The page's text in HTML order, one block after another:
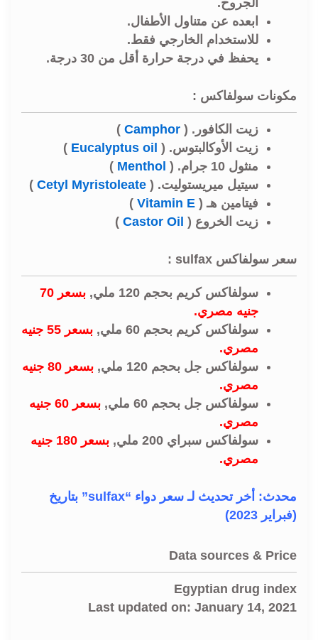
ابعده عن متناول الأطفال.
للاستخدام الخارجي فقط.
يحفظ في درجة حرارة أقل من 30 درجة.
مكونات سولفاكس :
زيت الكافور. ( Camphor
)
زيت الأوكالبتوس. ( Eucalyptus oil
)
منثول 10 جرام. (
Menthol
)
سيتيل ميريستوليت. ( Cetyl Myristoleate
)
فيتامين هـ ( Vitamin E
)
زيت الخروع ( Castor Oil
)
سعر سولفاكس sulfax :
سولفاكس كريم بحجم 120 ملي,
بسعر 70
جنيه مصري.
سولفاكس كريم بحجم 60 ملي,
بسعر 55 جنيه
مصري.
سولفاكس جل بحجم 120 ملي,
بسعر 80 جنيه
مصري.
سولفاكس جل بحجم 60 ملي,
بسعر 60 جنيه
مصري.
سولفاكس سبراي 200 ملي,
بسعر 180 جنيه
مصري.
محدث: أخر تحديث لـ سعر دواء “sulfax” بتاريخ
(فبراير 2023)
Data sources & Price
Egyptian drug index
Last updated on: January 14, 2021